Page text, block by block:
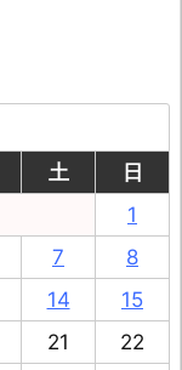
土
日
1
7
8
14
15
21
22